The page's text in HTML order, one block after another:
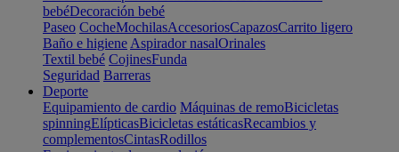
bebéDecoración bebé
Paseo CocheMochilasAccesoriosCapazosCarrito ligero
Baño e higiene Aspirador nasalOrinales
Textil bebé CojinesFunda
Seguridad Barreras
Deporte
Equipamiento de cardio Máquinas de remoBicicletas
spinningElípticasBicicletas estáticasRecambios y
complementosCintasRodillos